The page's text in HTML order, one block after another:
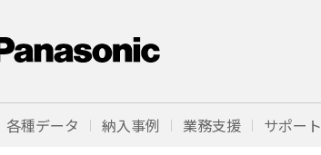
各種データ 納入事例 業務支援 サポート